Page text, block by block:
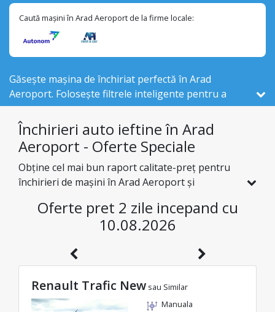
Caută mașini în Arad Aeroport de la firme locale:
Găsește mașina de închiriat perfectă în Arad
Aeroport. Folosește filtrele inteligente pentru a
compara 27 vehicule de închiriat , din cele 526
disponibile în România, de la 3 firme locale din Arad
Aeroport .
Închirieri auto ieftine în Arad
Aeroport - Oferte Speciale
Obține cel mai bun raport calitate-preț pentru
închirieri de mașini în Arad Aeroport și
selectat special pentru tine vehicule cu reduceri
reale, ca să te bucuri de o călătorie fără griji și cu
Oferte pret 2 zile incepand cu
10.08.2026
Renault Trafic New sau Similar
Manuala